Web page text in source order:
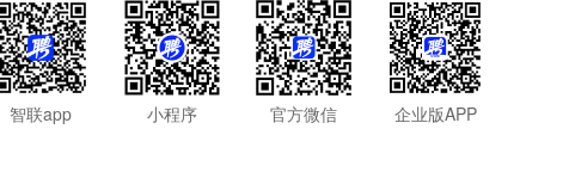
智联app 小程序 官方微信 企业版APP